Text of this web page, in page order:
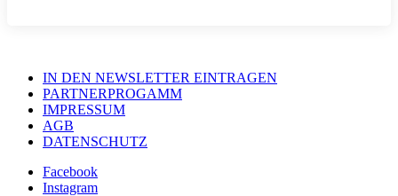
IN DEN NEWSLETTER EINTRAGEN
PARTNERPROGAMM
IMPRESSUM
AGB
DATENSCHUTZ
Facebook
Instagram